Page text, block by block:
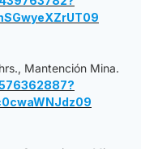
Mantención Mina.